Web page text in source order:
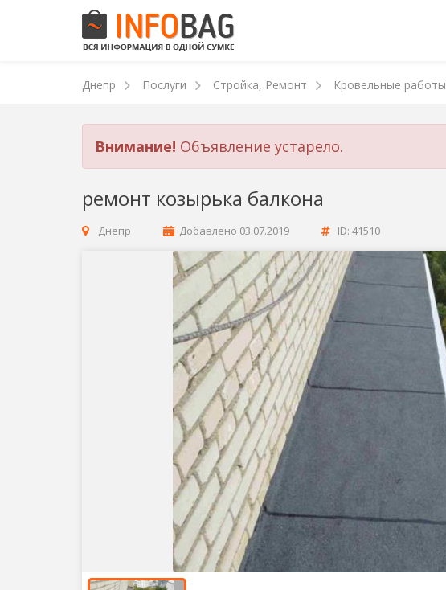
Днепр Послуги Стройка, Ремонт Кровельные работы
Внимание! Объявление устарело.
ремонт козырька балкона
Днепр Добавлено 03.07.2019 ID: 41510